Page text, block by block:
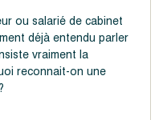
ou salarié de cabinet
déjà entendu parler
vraiment la
reconnait-on une